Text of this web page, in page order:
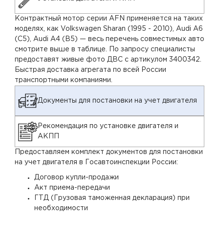
Контрактный мотор серии AFN применяется на таких
моделях, как Volkswagen Sharan (1995 - 2010), Audi A6
(C5), Audi A4 (B5) — весь перечень совместимых авто
смотрите выше в таблице. По запросу специалисты
предоставят живые фото ДВС с артикулом 3400342.
Быстрая доставка агрегата по всей России
транспортными компаниями.
Документы для постановки на учет двигателя
Рекомендация по установке двигателя и
АКПП
Предоставляем комплект документов для постановки
на учет двигателя в Госавтоинспекции России:
Договор купли-продажи
Акт приема-передачи
ГТД (Грузовая таможенная декларация) при
необходимости